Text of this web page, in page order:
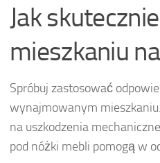
Jak
mieszkaniu
Spróbuj zastosować
wynajmowanym
na uszkodzenia
pod nóżki mebli pomogą w